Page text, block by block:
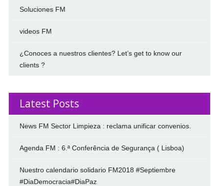
Soluciones FM
videos FM
¿Conoces a nuestros clientes? Let’s get to know our
clients ?
Latest Posts
News FM Sector Limpieza : reclama unificar convenios.
Agenda FM : 6.ª Conferência de Segurança ( Lisboa)
Nuestro calendario solidario FM2018 #Septiembre
#DiaDemocracia#DiaPaz